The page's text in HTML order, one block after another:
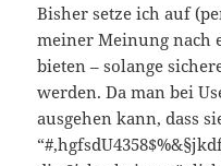
Bisher setze ich auf
meiner Meinung nach
bieten – solange
werden. Da man bei
ausgehen kann, dass